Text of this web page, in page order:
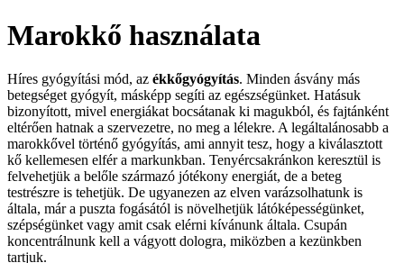
Marokkő használata
Híres gyógyítási mód, az ékkőgyógyítás. Minden ásvány más
betegséget gyógyít, másképp segíti az egészségünket. Hatásuk
bizonyított, mivel energiákat bocsátanak ki magukból, és fajtánként
eltérően hatnak a szervezetre, no meg a lélekre. A legáltalánosabb a
marokkővel történő gyógyítás, ami annyit tesz, hogy a kiválasztott
kő kellemesen elfér a markunkban. Tenyércsakránkon keresztül is
felvehetjük a belőle származó jótékony energiát, de a beteg
testrészre is tehetjük. De ugyanezen az elven varázsolhatunk is
általa, már a puszta fogásától is növelhetjük látóképességünket,
szépségünket vagy amit csak elérni kívánunk általa. Csupán
koncentrálnunk kell a vágyott dologra, miközben a kezünkben
tartjuk.